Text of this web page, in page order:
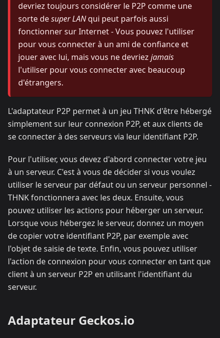
devriez toujours considérer le P2P comme une
sorte desuper LANqui peut parfois aussi
fonctionner sur Internet - Vous pouvez l'utiliser
pour vous connecter à un ami de confiance et
jouer avec lui, mais vous ne devriez jamais
l'utiliser pour vous connecter avec beaucoup
d'étrangers.
L'adaptateur P2P permet à un jeu THNK d'être hébergé
simplement sur leur connexion P2P, et aux clients de
se connecter à des serveurs via leur identifiant P2P.
Pour l'utiliser, vous devez d'abord connecter votre jeu
à un serveur. C'est à vous de décider si vous voulez
utiliser le serveur par défaut ou un serveur personnel -
THNK fonctionnera avec les deux. Ensuite, vous
pouvez utiliser les actions pour héberger un serveur.
Lorsque vous hébergez le serveur, donnez un moyen
de copier votre identifiant P2P, par exemple avec
l'objet de saisie de texte. Enfin, vous pouvez utiliser
l'action de connexion pour vous connecter en tant que
client à un serveur P2P en utilisant l'identifiant du
serveur.
Adaptateur Geckos.io